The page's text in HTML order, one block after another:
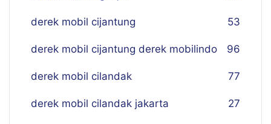
derek mobil cijantung 53
derek mobil cijantung derek mobilindo 96
derek mobil cilandak 77
derek mobil cilandak jakarta 27